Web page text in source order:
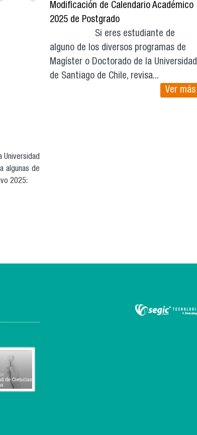
algunas de
2025:
Modificación de Calendario Académico
2025 de Postgrado
Si eres estudiante de
alguno de los diversos programas de
Magíster o Doctorado de la Universidad
de Santiago de Chile, revisa...
Ver más